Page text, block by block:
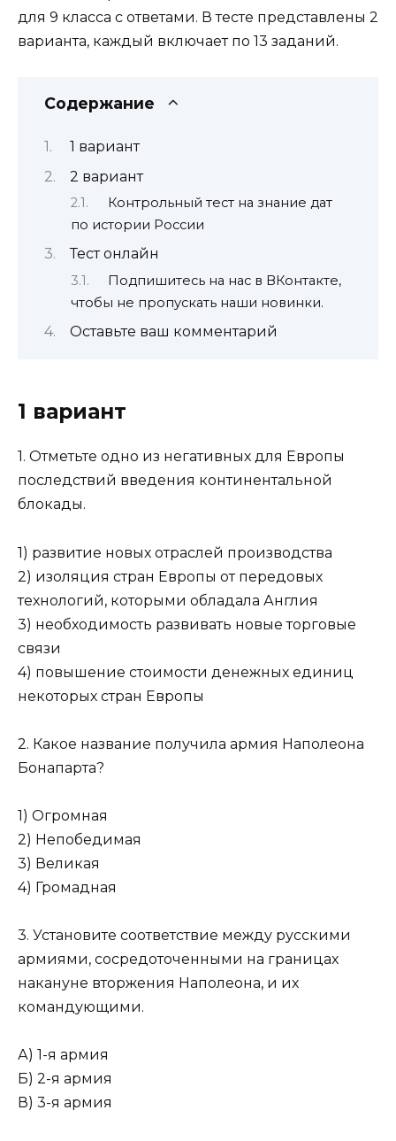
для 9 класса с ответами. В тесте представлены 2
варианта, каждый включает по 13 заданий.
Содержание
1 вариант
2 вариант
Контрольный тест на знание дат
по истории России
Тест онлайн
Подпишитесь на нас в ВКонтакте,
чтобы не пропускать наши новинки.
Оставьте ваш комментарий
1 вариант
1. Отметьте одно из негативных для Европы
последствий введения континентальной
блокады.
1) развитие новых отраслей производства
2) изоляция стран Европы от передовых
технологий, которыми обладала Англия
3) необходимость развивать новые торговые
связи
4) повышение стоимости денежных единиц
некоторых стран Европы
2. Какое название получила армия Наполеона
Бонапарта?
1) Огромная
2) Непобедимая
3) Великая
4) Громадная
3. Установите соответствие между русскими
армиями, со­средоточенными на границах
накануне вторжения Наполеона, и их
командующими.
А) 1-я армия
Б) 2-я армия
В) 3-я армия